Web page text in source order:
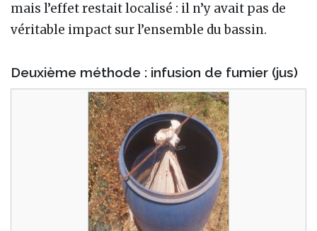
mais l’effet restait localisé : il n’y avait pas de
véritable impact sur l’ensemble du bassin.
Deuxième méthode : infusion de fumier (jus)